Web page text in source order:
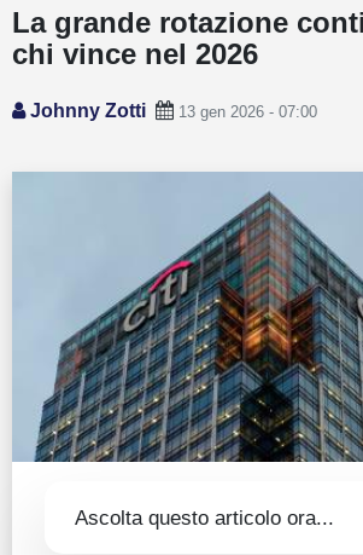
Guru Monitor
Stagionalità
La grande rotazione
chi vince nel 2026
Johnny Zotti 13 gen 2026 - 07:00
Ascolta questo articolo ora...